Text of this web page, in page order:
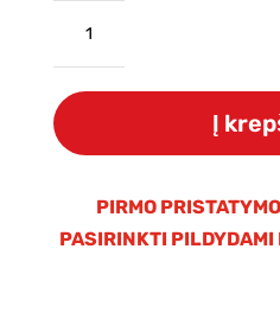
kokybes
Aquaphor
druska
minkštinimo
Į
PIRMO
PASIRINKTI